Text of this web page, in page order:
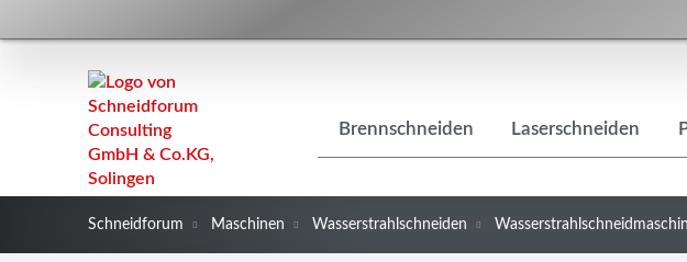
überspringen
Brennschneiden Laserschneiden
Schneidforum Maschinen Wasserstrahlschneiden